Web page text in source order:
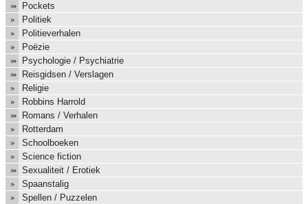
Pockets
Politiek
Politieverhalen
Poëzie
Psychologie / Psychiatrie
Reisgidsen / Verslagen
Religie
Robbins Harrold
Romans / Verhalen
Rotterdam
Schoolboeken
Science fiction
Sexualiteit / Erotiek
Spaanstalig
Spellen / Puzzelen